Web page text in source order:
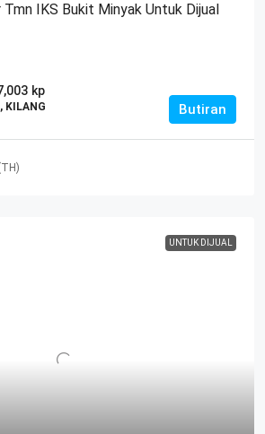
Tmn IKS Bukit Minyak Untuk Dijual
kp
KILANG Butiran
UNTUK DIJUAL